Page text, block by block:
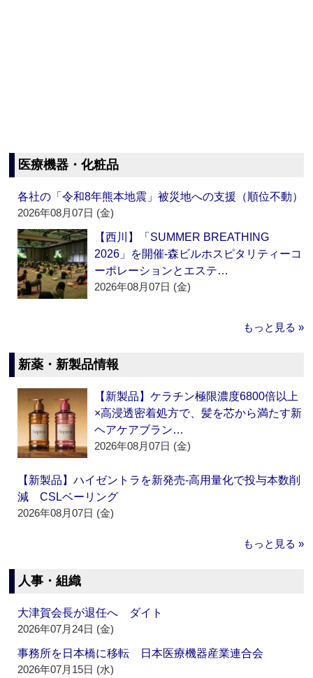
医療機器・化粧品
各社の「令和8年熊本地震」被災地への支援（順位不動）
2026年08月07日 (金)
【西川】「SUMMER BREATHING
2026」を開催‐森ビルホスピタリティーコ
ーポレーションとエステ…
2026年08月07日 (金)
もっと見る »
新薬・新製品情報
【新製品】ケラチン極限濃度6800倍以上
×高浸透密着処方で、髪を芯から満たす新
ヘアケアブラン…
2026年08月07日 (金)
【新製品】ハイゼントラを新発売‐高用量化で投与本数削
減 CSLベーリング
2026年08月07日 (金)
もっと見る »
人事・組織
大津賀会長が退任へ ダイト
2026年07月24日 (金)
事務所を日本橋に移転 日本医療機器産業連合会
2026年07月15日 (水)